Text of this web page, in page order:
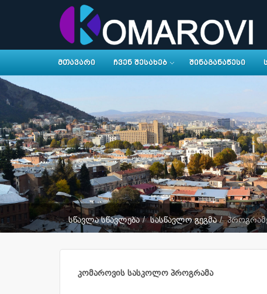
ᲛᲗᲐᲕᲐᲠᲘ ᲩᲕᲔᲜ ᲨᲔᲡᲐᲮᲔᲑ ᲨᲘᲜᲐᲒᲐᲜᲐᲬᲔᲡᲘ
სწავლა სწავლება სასწავლო გეგმა
კომაროვის სასკოლო პროგრამა